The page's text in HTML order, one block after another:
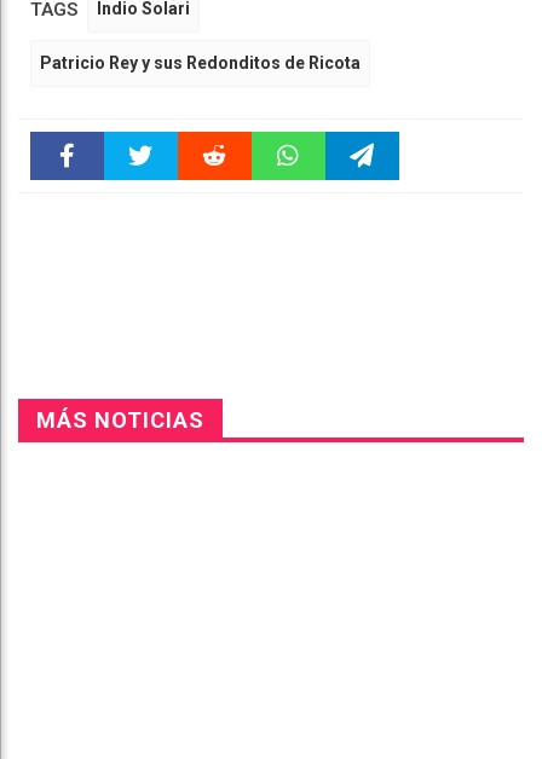
TAGS Indio Solari
Patricio Rey y sus Redonditos de Ricota
MÁS NOTICIAS